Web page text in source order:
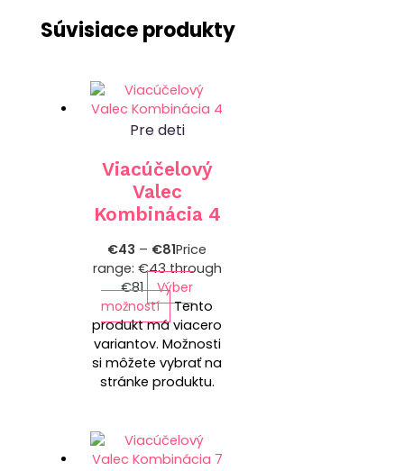
Súvisiace produkty
Pre deti
Viacúčelový
Valec
Kombinácia 4
€43 – €81Price
range: €43 through
€81
Výber
možností
Tento
produkt má viacero
variantov. Možnosti
si môžete vybrať na
stránke produktu.